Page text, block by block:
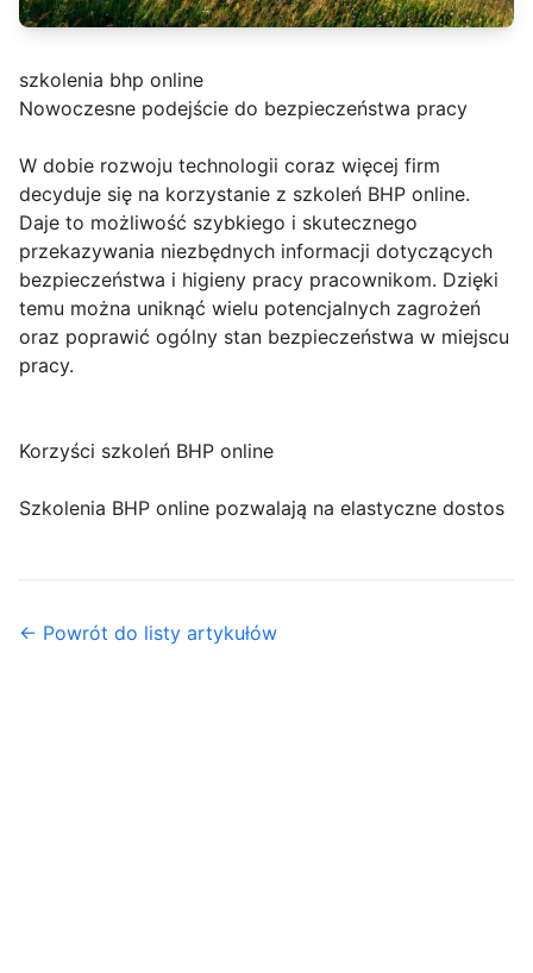
szkolenia bhp online
Nowoczesne podejście do bezpieczeństwa pracy
W dobie rozwoju technologii coraz więcej firm
decyduje się na korzystanie z szkoleń BHP online.
Daje to możliwość szybkiego i skutecznego
przekazywania niezbędnych informacji dotyczących
bezpieczeństwa i higieny pracy pracownikom. Dzięki
temu można uniknąć wielu potencjalnych zagrożeń
oraz poprawić ogólny stan bezpieczeństwa w miejscu
pracy.
Korzyści szkoleń BHP online
Szkolenia BHP online pozwalają na elastyczne dostos
← Powrót do listy artykułów